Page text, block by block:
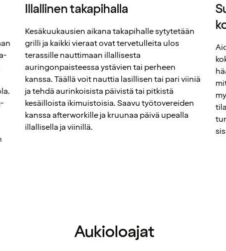
Illallinen takapihalla
Kesäkuukausien aikana takapihalle sytytetään
grilli ja kaikki vieraat ovat tervetulleita ulos
terassille nauttimaan illallisesta
auringonpaisteessa ystävien tai perheen
kanssa. Täällä voit nauttia lasillisen tai pari viiniä
ja tehdä aurinkoisista päivistä tai pitkistä
kesäilloista ikimuistoisia. Saavu työtovereiden
kanssa afterworkille ja kruunaa päivä upealla
illallisella ja viinillä.
Aukioloajat